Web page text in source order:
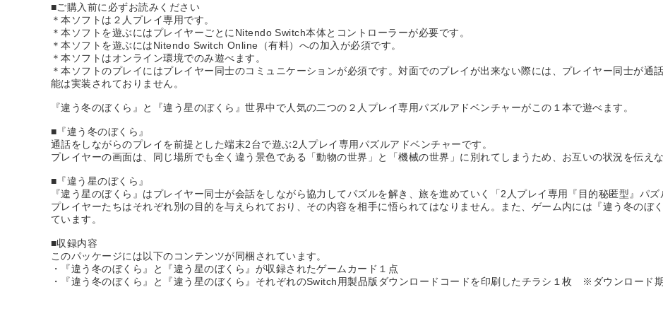
■ご購入前に必ずお読みください
＊本ソフトは２人プレイ専用です。
＊本ソフトを遊ぶにはプレイヤーごとにNitendo Switch本体とコントローラーが必要です。
＊本ソフトを遊ぶにはNitendo Switch Online（有料）への加入が必須です。
＊本ソフトはオンライン環境でのみ遊べます。
＊本ソフトのプレイにはプレイヤー同士のコミュニケーションが必須です。対面でのプレイが出来ない際には、プレイヤー同士が通
能は実装されておりません。
『違う冬のぼくら』と『違う星のぼくら』世界中で人気の二つの２人プレイ専用パズルアドベンチャーがこの１本で遊べます。
■『違う冬のぼくら』
通話をしながらのプレイを前提とした端末2台で遊ぶ2人プレイ専用パズルアドベンチャーです。
プレイヤーの画面は、同じ場所でも全く違う景色である「動物の世界」と「機械の世界」に別れてしまうため、お互いの状況を伝え
■『違う星のぼくら』
『違う星のぼくら』はプレイヤー同士が会話をしながら協力してパズルを解き、旅を進めていく「2人プレイ専用『目的秘匿型』パズ
プレイヤーたちはそれぞれ別の目的を与えられており、その内容を相手に悟られてはなりません。また、ゲーム内には『違う冬のぼ
ています。
■収録内容
このパッケージには以下のコンテンツが同梱されています。
・『違う冬のぼくら』と『違う星のぼくら』が収録されたゲームカード１点
・『違う冬のぼくら』と『違う星のぼくら』それぞれのSwitch用製品版ダウンロードコードを印刷したチラシ１枚 ※ダウンロード